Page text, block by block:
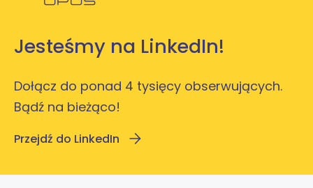
Jesteśmy na LinkedIn!
Dołącz do ponad 4 tysięcy obserwujących.
Bądź na bieżąco!
Przejdź do LinkedIn